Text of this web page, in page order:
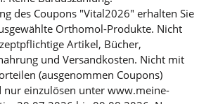
des Coupons "Vital2026" erhalten Sie
Orthomol-Produkte. Nicht
Artikel, Bücher,
und Versandkosten. Nicht mit
(ausgenommen Coupons)
einzulösen unter www.meine-